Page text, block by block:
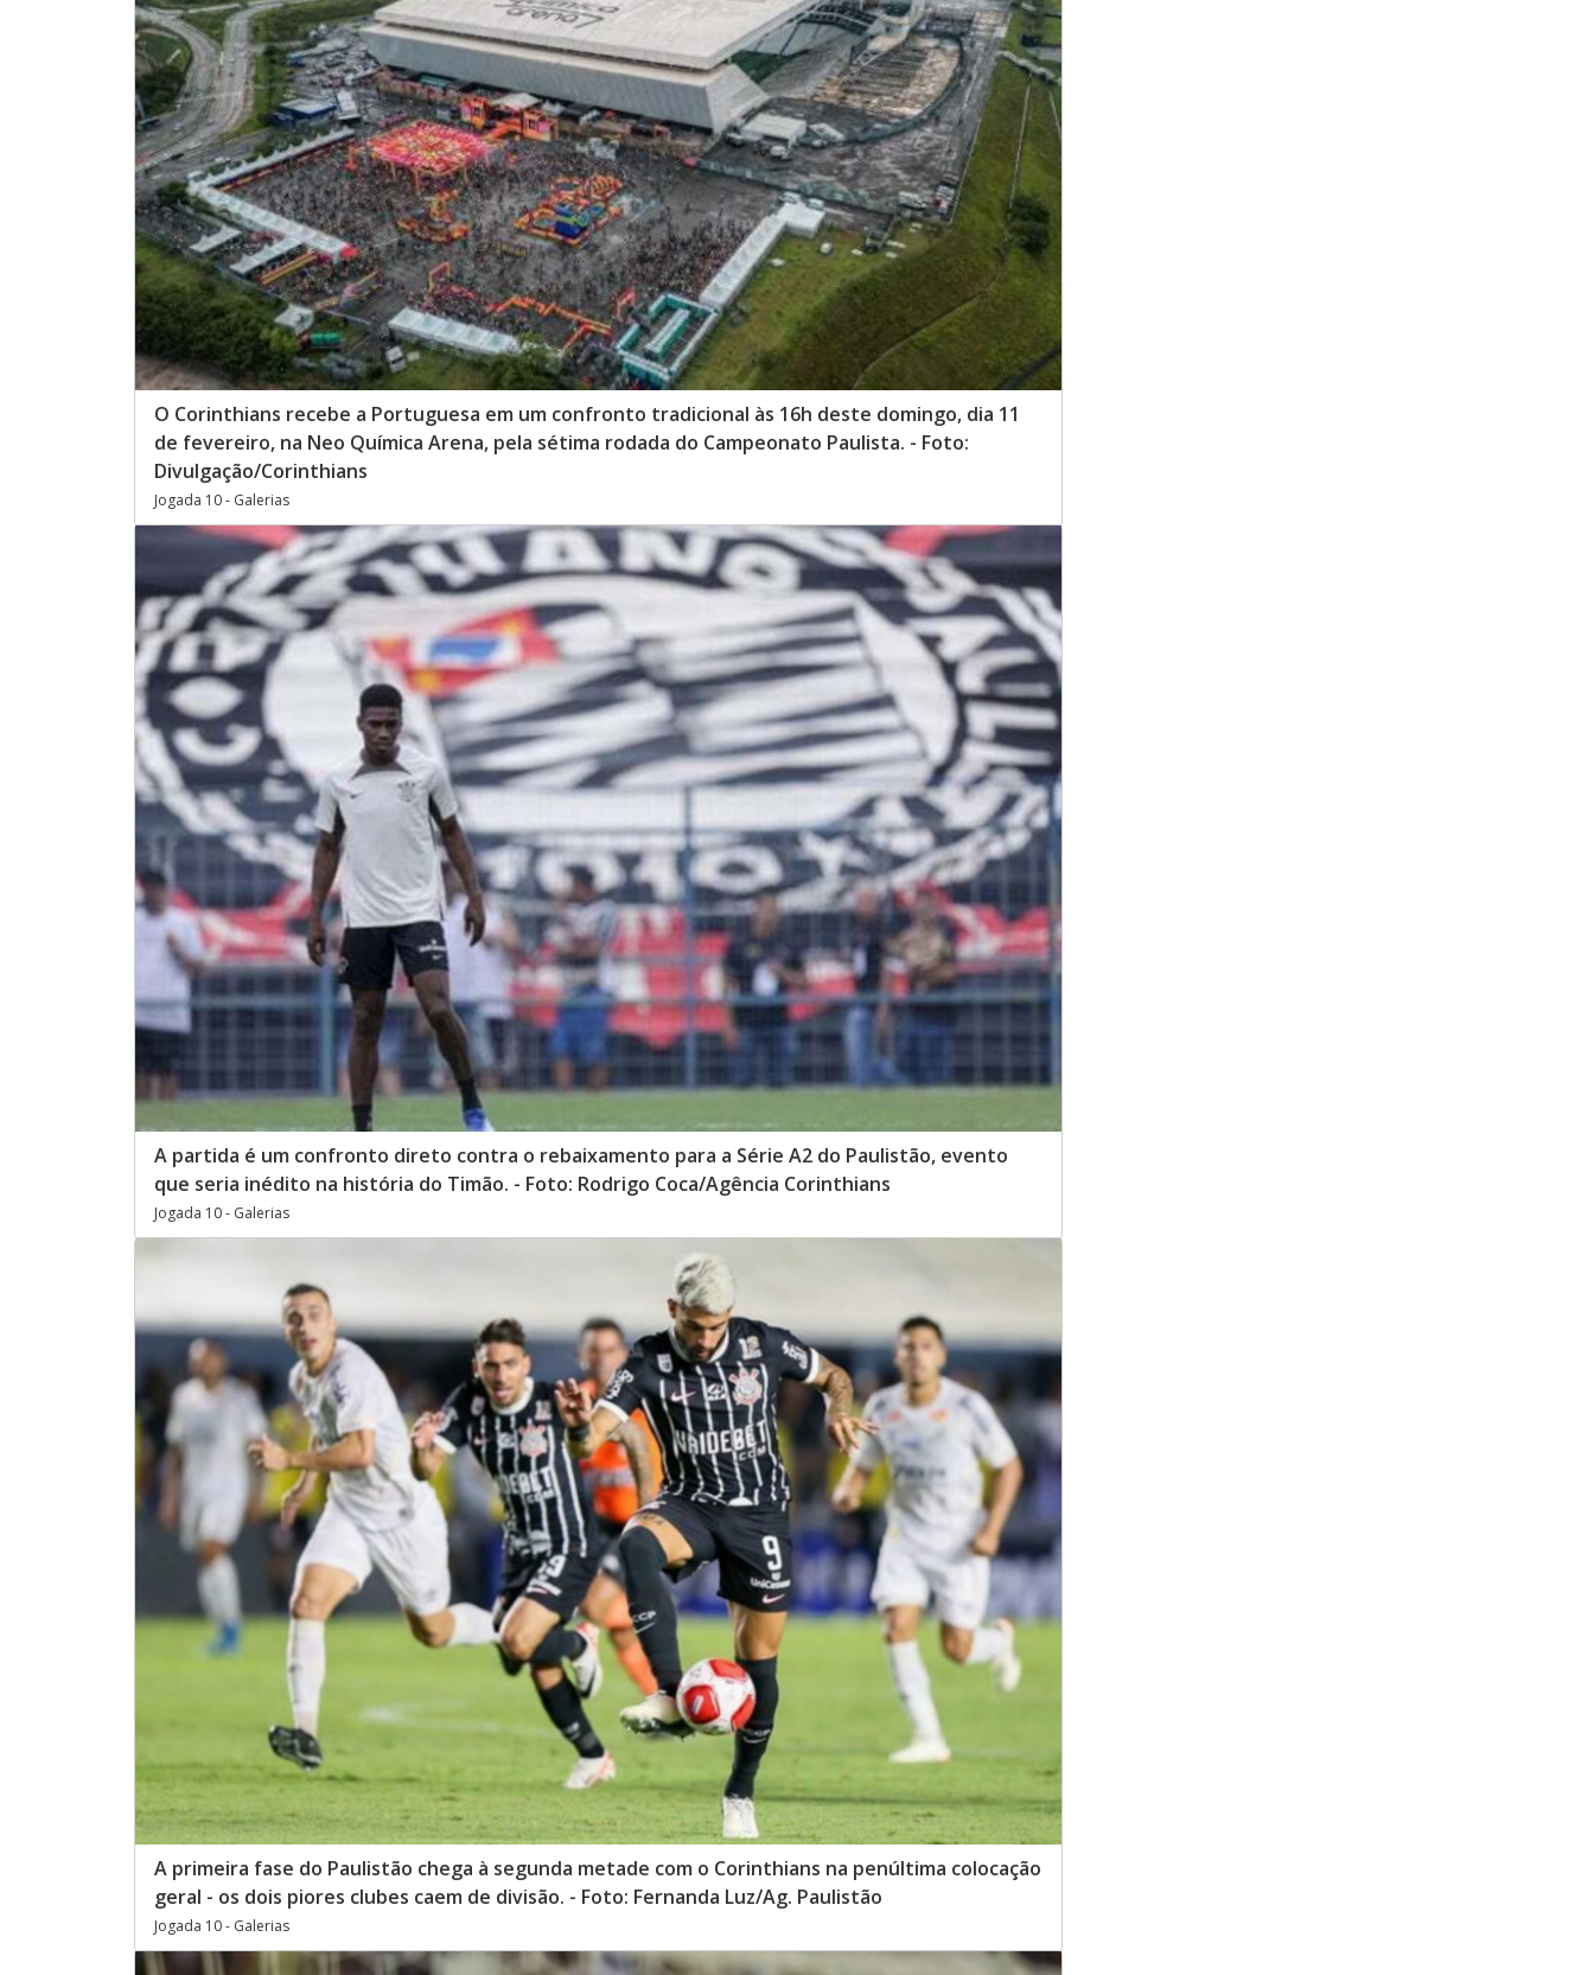
O Corinthians recebe a Portuguesa em um confronto tradicional às 16h deste domingo, dia 11
de fevereiro, na Neo Química Arena, pela sétima rodada do Campeonato Paulista. - Foto:
Divulgação/Corinthians
Jogada 10 - Galerias
A partida é um confronto direto contra o rebaixamento para a Série A2 do Paulistão, evento
que seria inédito na história do Timão. - Foto: Rodrigo Coca/Agência Corinthians
Jogada 10 - Galerias
A primeira fase do Paulistão chega à segunda metade com o Corinthians na penúltima colocação
geral - os dois piores clubes caem de divisão. - Foto: Fernanda Luz/Ag. Paulistão
Jogada 10 - Galerias